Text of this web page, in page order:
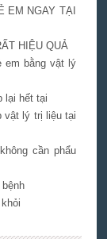
EM NGAY TẠI
HIỆU QUẢ
em bằng vật lý
lại hết tại
vật lý trị liệu tại
cần phẩu